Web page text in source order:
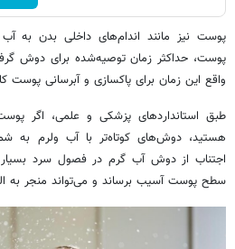
پوست نیز مانند اندام‌های داخلی بدن به
واقع این زمان برای پاکسازی و آبرسانی پوست
طبق استانداردهای پزشکی و علمی، اگر
هستید، دوش‌های کوتاه‌تر با آب ولرم به
اجتناب از دوش آب گرم در فصول سرد بسیار
سطح پوست آسیب برساند و می‌تواند منجر به